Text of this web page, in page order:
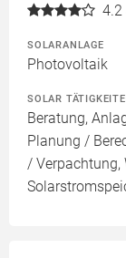
4.2
SOLARANLAGE
Photovoltaik
SOLAR
Beratung,
Planung /
/ Verpachtung,